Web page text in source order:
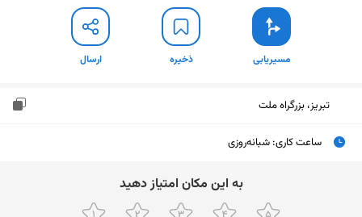
مسیریابی ذخیره ارسال
تبریز، بزرگراه ملت
ساعت کاری: شبانه‌روزی
ﺑﻪ اﯾﻦ ﻣﮑﺎن اﻣﺘﯿﺎز دﻫﯿﺪ